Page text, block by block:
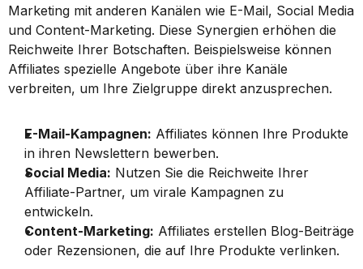
Marketing mit anderen Kanälen wie E-Mail, Social Media
und Content-Marketing. Diese Synergien erhöhen die
Reichweite Ihrer Botschaften. Beispielsweise können
Affiliates spezielle Angebote über ihre Kanäle
verbreiten, um Ihre Zielgruppe direkt anzusprechen.
E-Mail-Kampagnen: Affiliates können Ihre Produkte
in ihren Newslettern bewerben.
Social Media: Nutzen Sie die Reichweite Ihrer
Affiliate-Partner, um virale Kampagnen zu
entwickeln.
Content-Marketing: Affiliates erstellen Blog-Beiträge
oder Rezensionen, die auf Ihre Produkte verlinken.